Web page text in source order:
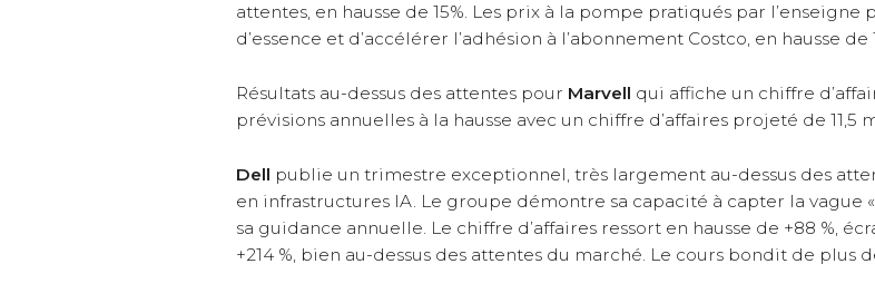
attentes, en hausse de 15%. Les prix à la pompe pratiqués par
d’essence et d’accélérer l’adhésion à l’abonnement Costco, en hausse de
Résultats au-dessus des attentes pour Marvell qui affiche un chiffre
prévisions annuelles à la hausse avec un chiffre d’affaires projeté de
Dell publie un trimestre exceptionnel, très largement au-dessus des
en infrastructures IA. Le groupe démontre sa capacité à capter la vague
sa guidance annuelle. Le chiffre d’affaires ressort en hausse de +88 %,
+214 %, bien au-dessus des attentes du marché. Le cours bondit de plus